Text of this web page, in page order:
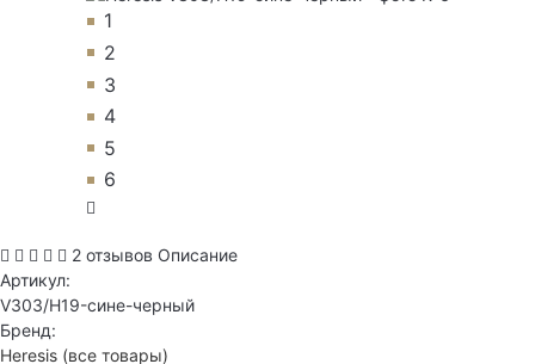
1
2
3
4
5
6
2 отзывов Описание
Артикул:
V303/H19-сине-черный
Бренд:
Heresis (все товары)